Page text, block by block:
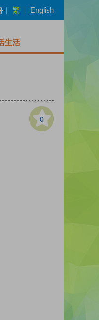
| 繁 | English
生活
0